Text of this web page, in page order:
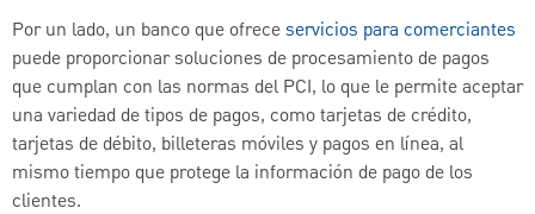
Por un lado, un banco que ofreceservicios para comerciantes
puede proporcionar soluciones de procesamiento de pagos
que cumplan con las normas del PCI, lo que le permite aceptar
una variedad de tipos de pagos, como tarjetas de crédito,
tarjetas de débito, billeteras móviles y pagos en línea, al
mismo tiempo que protege la información de pago de los
clientes.